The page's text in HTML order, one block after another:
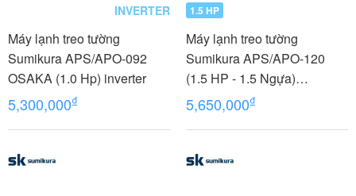
INVERTER
Máy lạnh treo tường
Sumikura APS/APO-092
OSAKA (1.0 Hp) inverter
5,300,000₫
1.5 HP
Máy lạnh treo tường
Sumikura APS/APO-120
(1.5 HP - 1.5 Ngựa)
MORANDI
5,650,000₫